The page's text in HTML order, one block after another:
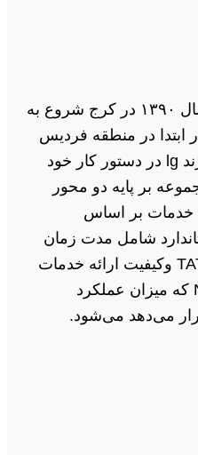
مجموعه ماد سرویس در سال ١٣٩٠ در کرج شروع به
ابتدا در منطقه فردیس
ارائه خدمات به مشتریان برند lg در دستور کار خود
بر پایه دو محور
است ١-ارائه خدمات بر اساس
شامل مدت زمان
درانتظار مشتری یا همان. TAT وکیفیت ارائه خدمات
MOT ودر آخر شاخص NPS که میزان عملکرد
می‌دهد می‌شود.